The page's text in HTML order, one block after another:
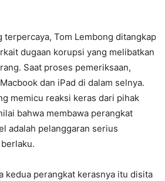
terpercaya, Tom Lembong ditangkap
dugaan korupsi yang melibatkan
Saat proses pemeriksaan,
dan iPad di dalam selnya.
memicu reaksi keras dari pihak
bahwa membawa perangkat
adalah pelanggaran serius
kedua perangkat kerasnya itu disita